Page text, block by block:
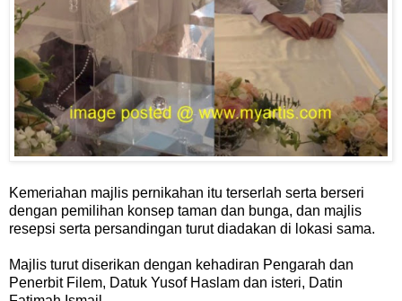
Kemeriahan majlis pernikahan itu terserlah serta berseri
dengan pemilihan konsep taman dan bunga, dan majlis
resepsi serta persandingan turut diadakan di lokasi sama.
Majlis turut diserikan dengan kehadiran Pengarah dan
Penerbit Filem, Datuk Yusof Haslam dan isteri, Datin